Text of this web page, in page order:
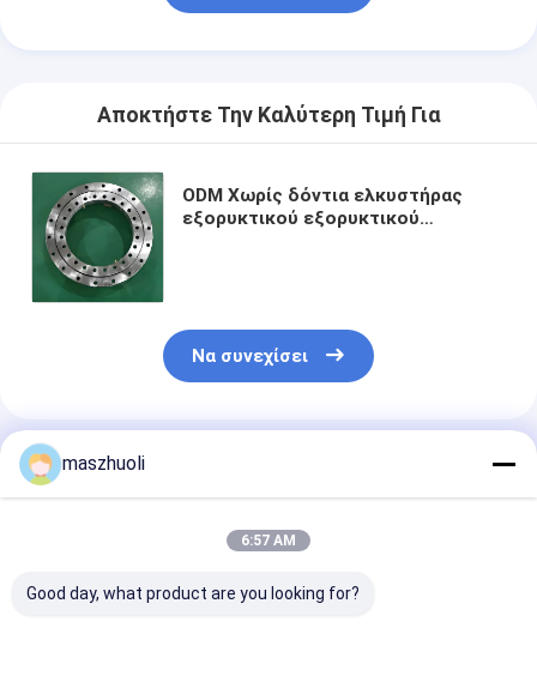
Αποκτήστε Την Καλύτερη Τιμή Για
ODM Χωρίς δόντια ελκυστήρας
εξορυκτικού εξορυκτικού
εξορυκτικού εξορυκτικού
εξορυκτικού εξορυκτικού
Να συνεχίσει
Συνιστώμενα Προϊόντα
maszhuoli
6:57 AM
Good day, what product are you looking for?